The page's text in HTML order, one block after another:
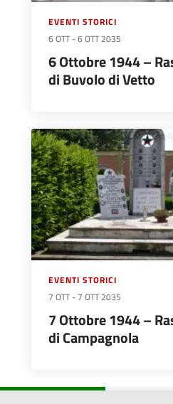
EVENTI STORICI
6 OTT -6 OTT 2035
6 Ottobre 1944 –
di Buvolo di Vetto
EVENTI STORICI
7 OTT - 7 OTT 2035
7 Ottobre 1944 –
di Campagnola